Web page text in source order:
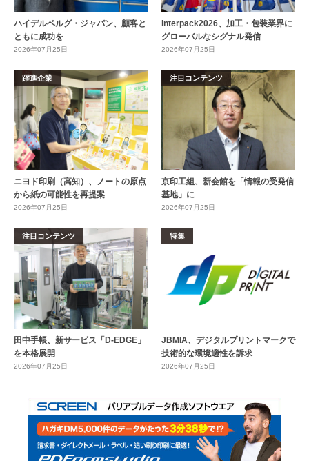
ハイデルベルグ・ジャパン、顧客と
ともに成功を
2026年07月25日
interpack2026、加工・包装業界に
グローバルなシグナル発信
2026年07月25日
躍進企業
ニヨド印刷（高知）、ノートの原点
から紙の可能性を再提案
2026年07月25日
注目コンテンツ
京印工組、新会館を「情報の受発信
基地」に
2026年07月25日
注目コンテンツ
田中手帳、新サービス「D-EDGE」
を本格展開
2026年07月25日
特集
JBMIA、デジタルプリントマークで
技術的な環境適性を訴求
2026年07月25日